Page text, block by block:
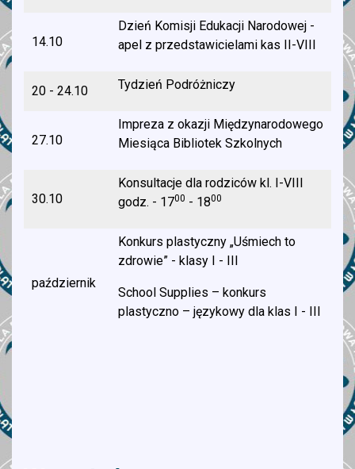
14.10
Dzień Komisji Edukacji Narodowej -
apel z przedstawicielami kas II-VIII
20 - 24.10 Tydzień Podróżniczy
27.10
Impreza z okazji Międzynarodowego
Miesiąca Bibliotek Szkolnych
30.10
Konsultacje dla rodziców kl. I-VIII
godz. - 1700 - 1800
październik
Konkurs plastyczny „Uśmiech to
zdrowie” - klasy I - III
School Supplies – konkurs
plastyczno – językowy dla klas I - III